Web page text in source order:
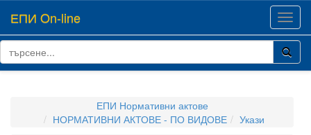
ЕПИ On-line
ЕПИ Нормативни актове
НОРМАТИВНИ АКТОВЕ - ПО ВИДОВЕ
Укази